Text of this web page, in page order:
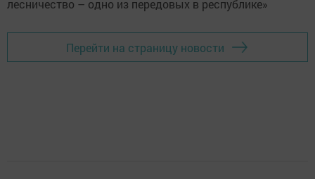
Перейти на страницу новости